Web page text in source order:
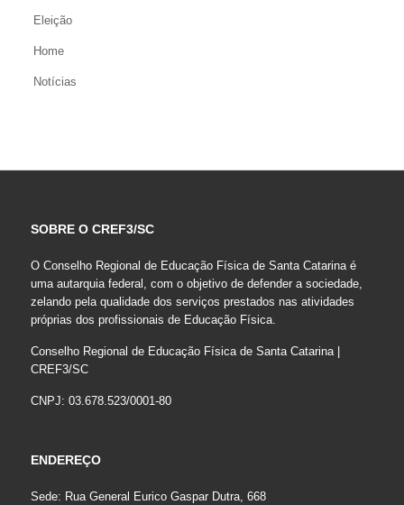
Eleição
Home
Notícias
SOBRE O CREF3/SC
O Conselho Regional de Educação Física de Santa Catarina é
uma autarquia federal, com o objetivo de defender a sociedade,
zelando pela qualidade dos serviços prestados nas atividades
próprias dos profissionais de Educação Física.
Conselho Regional de Educação Física de Santa Catarina |
CREF3/SC
CNPJ: 03.678.523/0001-80
ENDEREÇO
Sede: Rua General Eurico Gaspar Dutra, 668